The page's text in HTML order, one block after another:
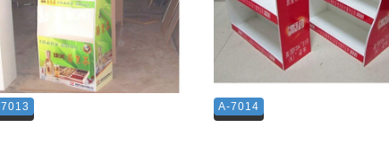
A-7014